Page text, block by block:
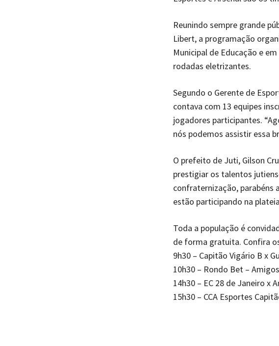
Reunindo sempre grande
Libert, a programação
Municipal de Educação e
rodadas eletrizantes.
Segundo o Gerente de
contava com 13 equipes
jogadores participantes.
nós podemos assistir essa
O prefeito de Juti, Gilson
prestigiar os talentos
confraternização, parabéns
estão participando na
Toda a população é
de forma gratuita. Confira
9h30 – Capitão Vigário B x
10h30 – Rondo Bet –
14h30 – EC 28 de Janeiro x
15h30 – CCA Esportes